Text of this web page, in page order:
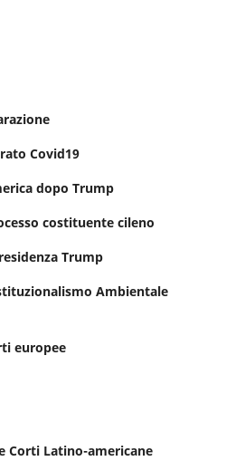
Covid19
dopo Trump
costituente cileno
Trump
Ambientale
europee
Corti Latino-americane